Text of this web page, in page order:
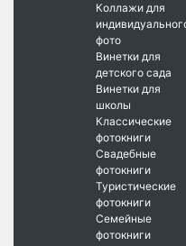
Коллажи для
фото
Винетки для
детского сада
Винетки для
школы
Классические
фотокниги
Свадебные
фотокниги
Туристические
фотокниги
Семейные
фотокниги